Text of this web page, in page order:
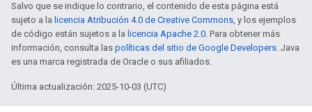
Salvo que se indique lo contrario, el contenido de esta página está
sujeto a la licencia Atribución 4.0 de Creative Commons, y los ejemplos
de código están sujetos a la licencia Apache 2.0. Para obtener más
información, consulta las políticas del sitio de Google Developers. Java
es una marca registrada de Oracle o sus afiliados.
Última actualización: 2025-10-03 (UTC)